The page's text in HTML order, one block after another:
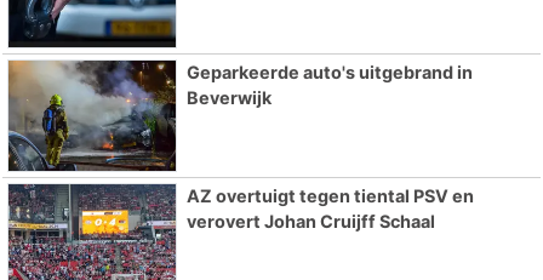
Geparkeerde auto's uitgebrand in
Beverwijk
AZ overtuigt tegen tiental PSV en
verovert Johan Cruijff Schaal